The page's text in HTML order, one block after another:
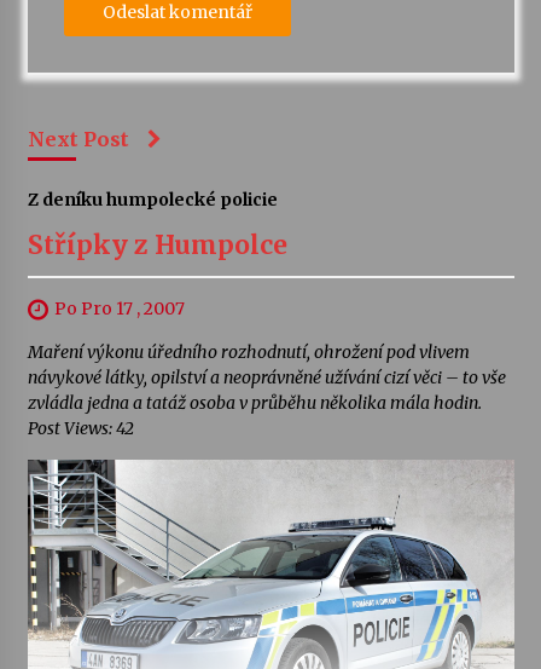
Next Post
Z deníku humpolecké policie
Střípky z Humpolce
Po Pro 17 , 2007
Maření výkonu úředního rozhodnutí, ohrožení pod vlivem
návykové látky, opilství a neoprávněné užívání cizí věci – to vše
zvládla jedna a tatáž osoba v průběhu několika mála hodin.
Post Views: 42